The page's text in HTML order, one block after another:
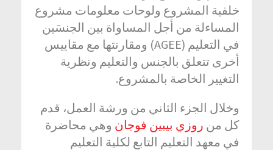
خلفية المشروع ولوحات معلومات مشروع
المساءلة من أجل المساواة بين الجنسَين
في التعليم (AGEE) ومقارنتها مع مقاييس
أخرى تتعلق بالجنس والتعليم ونظرية
التغيير الخاصة بالمشروع.
وخلال الجزء الثاني من ورشة العمل، قدم
كل من روزي بيبين فوجان وهي محاضرة
في معهد التعليم التابع لكلية التعليم